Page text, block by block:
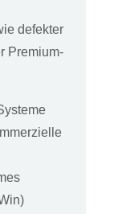
defekter
Premium-